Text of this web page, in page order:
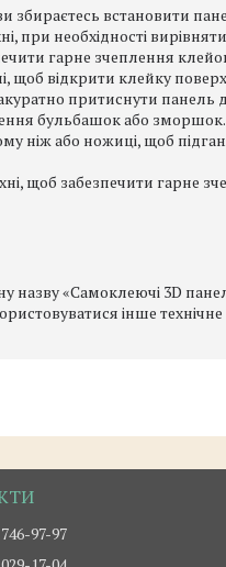
встановити
при необхідності
гарне зчеплення
щоб відкрити клейку
притиснути панель
бульбашок або зморшок.
ніж або ножиці, щоб
щоб забезпечити гарне
«Самоклеючі 3D
інше
97-97